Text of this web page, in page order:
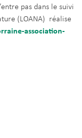
pas dans le suivi
(LOANA) réalise
association-